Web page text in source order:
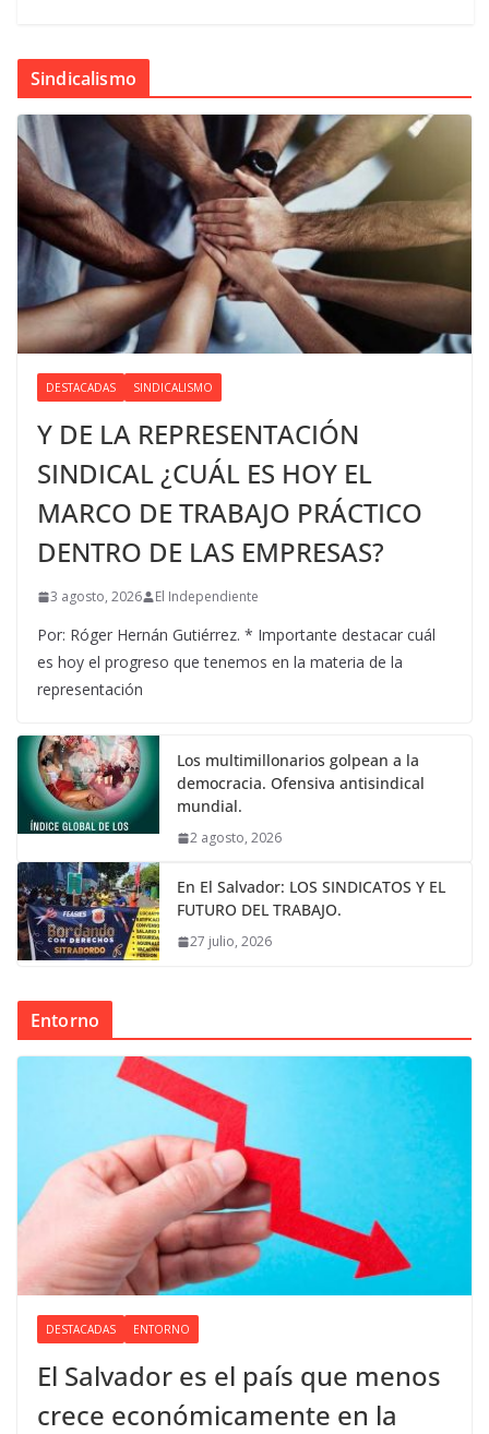
Sindicalismo
DESTACADAS SINDICALISMO
Y DE LA REPRESENTACIÓN
SINDICAL ¿CUÁL ES HOY EL
MARCO DE TRABAJO PRÁCTICO
DENTRO DE LAS EMPRESAS?
3 agosto, 2026 El Independiente
Por: Róger Hernán Gutiérrez. * Importante destacar cuál
es hoy el progreso que tenemos en la materia de la
representación
Los multimillonarios golpean a la
democracia. Ofensiva antisindical
mundial.
2 agosto, 2026
En El Salvador: LOS SINDICATOS Y EL
FUTURO DEL TRABAJO.
27 julio, 2026
Entorno
DESTACADAS ENTORNO
El Salvador es el país que menos
crece económicamente en la